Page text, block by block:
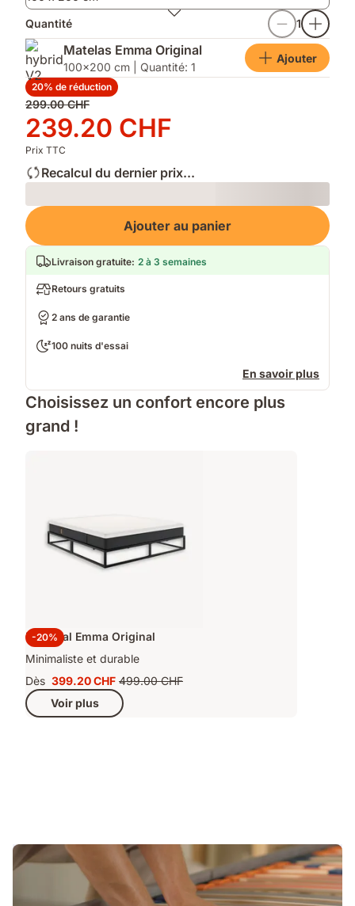
Quantité
1
Matelas Emma Original
100x200 cm | Quantité: 1
Ajouter
20% de réduction
Prix
d'origine
299.00 CHF
299.00 CHF
Prix
239.20 CHF
239.20 CHF
Prix TTC
Recalcul du dernier prix...
Loading
Ajouter au panier
Livraison gratuite: 2 à 3 semaines
Retours gratuits
2 ans de garantie
100 nuits d'essai
En savoir plus
Choisissez un confort encore plus
grand !
-20%
Lit Métal Emma Original
Minimaliste et durable
Dès Prix
399.20 CHF
399.20 CHF Prix
d'origine
499.00 CHF
Voir plus